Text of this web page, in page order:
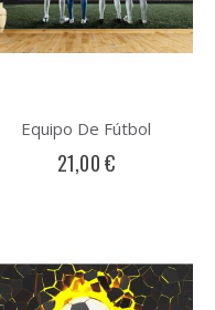
Equipo De Fútbol
21,00 €